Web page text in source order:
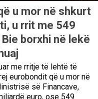
u mor në shkurt
u rrit me 549
borxhi në lekë
me rritje të lehtë të
eurobondit që u mor në
së Financave,
euro, ose 549